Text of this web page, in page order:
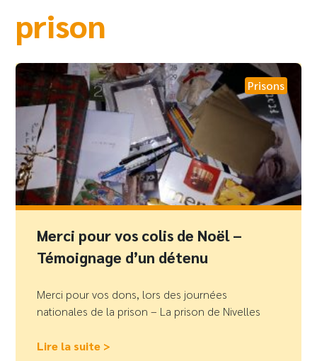
prison
Prisons
Merci pour vos colis de Noël –
Témoignage d’un détenu
Merci pour vos dons, lors des journées
nationales de la prison – La prison de Nivelles
Lire la suite >